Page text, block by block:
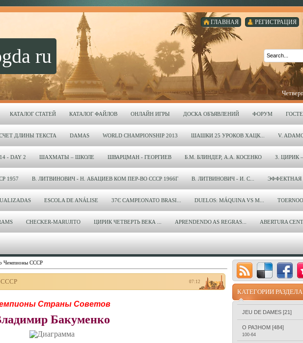
РЕГИСТРАЦИЯ
ГЛАВНАЯ
ru
КАТАЛОГ СТАТЕЙ КАТАЛОГ ФАЙЛОВ ОНЛАЙН ИГРЫ ДОСКА ОБЪЯВЛЕНИЙ ФОРУМ
ДЛИНЫ ТЕКСТА DAMAS WORLD CHAMPIONSHIP 2013 ШАШКИ 25 УРОКОВ ХАЦК... V.
- DAY 2 ШАХМАТЫ – ШКОЛЕ ШВАРЦМАН - ГЕОРГИЕВ Б.М. БЛИНДЕР, А.А. КОСЕНКО З. ЦИРИК
1957 В. ЛИТВИНОВИЧ - Н. АБАЦИЕВ КОМ ПЕР-ВО СССР 1966Г В. ЛИТВИНОВИЧ - И. С...
ESCOLA DE ANÁLISE 37Є CAMPEONATO BRASI... DUELOS: MÁQUINA VS M...
CHECKER-MARUJITO ЦИРИК ЧЕТВЕРТЬ ВЕКА ... APRENDENDO AS REGRAS... ABERTURA
Чемпионы СССР
07:12
Страны Советов
Бакуменко
КАТЕГОРИИ РАЗДЕЛА
JEU DE DAMES [21]
О РАЗНОМ [484]
100-64